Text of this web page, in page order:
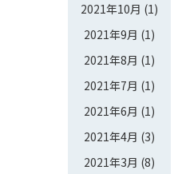
2021年10月 (1)
2021年9月 (1)
2021年8月 (1)
2021年7月 (1)
2021年6月 (1)
2021年4月 (3)
2021年3月 (8)